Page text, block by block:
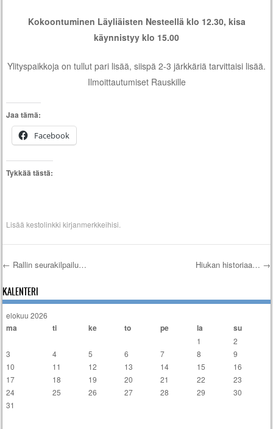
Kokoontuminen Läyliäisten Nesteellä klo 12.30, kisa
käynnistyy klo 15.00
Ylityspaikkoja on tullut pari lisää, siispä 2-3 järkkäriä tarvittaisi lisää.
Ilmoittautumiset Rauskille
Jaa tämä:
Facebook
Tykkää tästä:
Lisääkestolinkki kirjanmerkkeihisi.
Artikkelien selaus
← Rallin seurakilpailu… Hiukan historiaa… →
KALENTERI
elokuu 2026
ma ti ke to pe la su
1
2
3
4 5 6 7 8
9
10
11 12 13 14 15
16
17
18 19 20 21 22
23
24
25 26 27 28 29
30
31